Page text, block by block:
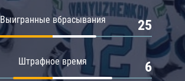
Выигранные вбрасывания 25
Штрафное время 6